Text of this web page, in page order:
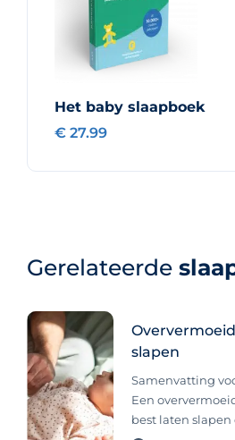
Het baby slaapboek
€ 27.99
Gerelateerde
slapen
Samenvatting
Een
best laten